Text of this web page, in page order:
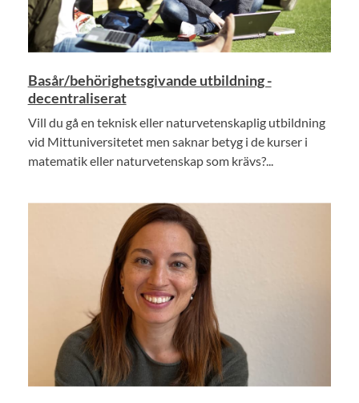
Basår/behörighetsgivande utbildning -
decentraliserat
Vill du gå en teknisk eller naturvetenskaplig utbildning
vid Mittuniversitetet men saknar betyg i de kurser i
matematik eller naturvetenskap som krävs?...